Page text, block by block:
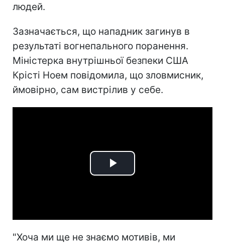
людей.
Зазначається, що нападник загинув в
результаті вогнепального поранення.
Міністерка внутрішньої безпеки США
Крісті Ноем повідомила, що зловмисник,
ймовірно, сам вистрілив у себе.
Play
"Хоча ми ще не знаємо мотивів, ми